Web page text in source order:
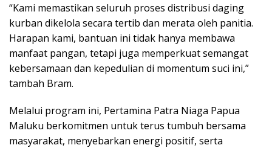
“Kami memastikan seluruh proses distribusi daging
kurban dikelola secara tertib dan merata oleh panitia.
Harapan kami, bantuan ini tidak hanya membawa
manfaat pangan, tetapi juga memperkuat semangat
kebersamaan dan kepedulian di momentum suci ini,”
tambah Bram.
Melalui program ini, Pertamina Patra Niaga Papua
Maluku berkomitmen untuk terus tumbuh bersama
masyarakat, menyebarkan energi positif, serta